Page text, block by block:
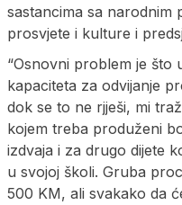
sastancima sa narodnim
prosvjete i kulture i
“Osnovni problem je što
kapaciteta za odvijanje
dok se to ne rjješi, mi
kojem treba produženi
izdvaja i za drugo dijete
u svojoj školi. Gruba
500 KM, ali svakako da